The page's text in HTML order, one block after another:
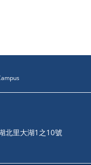
北里大湖1之10號